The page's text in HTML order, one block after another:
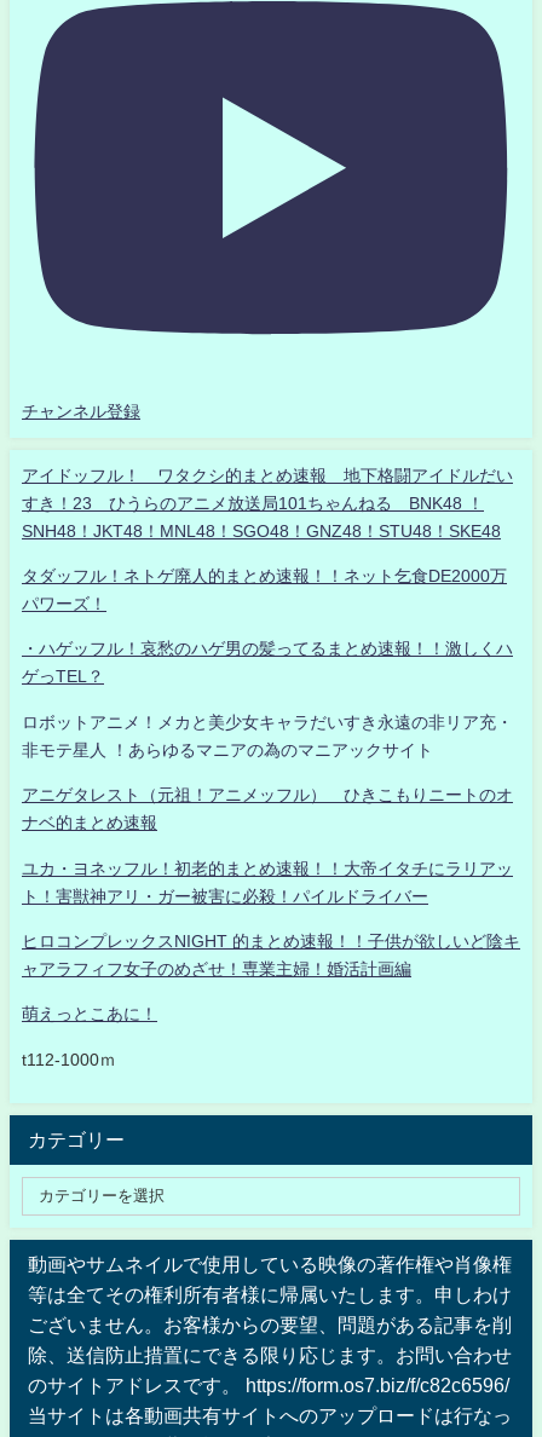
チャンネル登録
アイドッフル！ ワタクシ的まとめ速報 地下格闘アイドルだい
すき！23 ひうらのアニメ放送局101ちゃんねる BNK48 ！
SNH48！JKT48！MNL48！SGO48！GNZ48！STU48！SKE48
タダッフル！ネトゲ廃人的まとめ速報！！ネット乞食DE2000万
パワーズ！
・ハゲッフル！哀愁のハゲ男の髪ってるまとめ速報！！激しくハ
ゲっTEL？
ロボットアニメ！メカと美少女キャラだいすき永遠の非リア充・
非モテ星人 ！あらゆるマニアの為のマニアックサイト
アニゲタレスト（元祖！アニメッフル） ひきこもりニートのオ
ナベ的まとめ速報
ユカ・ヨネッフル！初老的まとめ速報！！大帝イタチにラリアッ
ト！害獣神アリ・ガー被害に必殺！パイルドライバー
ヒロコンプレックスNIGHT 的まとめ速報！！子供が欲しいど陰キ
ャアラフィフ女子のめざせ！専業主婦！婚活計画編
萌えっとこあに！
t112-1000ｍ
カテゴリー
動画やサムネイルで使用している映像の著作権や肖像権
等は全てその権利所有者様に帰属いたします。申しわけ
ございません。お客様からの要望、問題がある記事を削
除、送信防止措置にできる限り応じます。お問い合わせ
のサイトアドレスです。 https://form.os7.biz/f/c82c6596/
当サイトは各動画共有サイトへのアップロードは行なっ